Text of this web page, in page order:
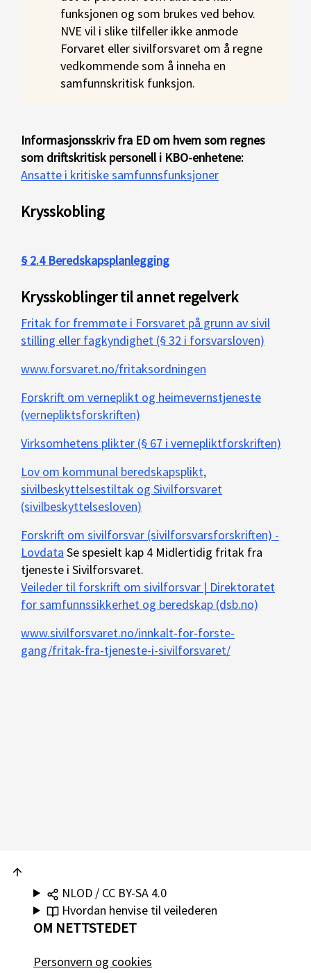
funksjonen og som brukes ved behov.
NVE vil i slike tilfeller ikke anmode
Forvaret eller sivilforsvaret om å regne
vedkommende som å inneha en
samfunnskritisk funksjon.
Informasjonsskriv fra ED om hvem som regnes
som driftskritisk personell i KBO-enhetene:
Ansatte i kritiske samfunnsfunksjoner
Krysskobling
§ 2.4 Beredskapsplanlegging
Krysskoblinger til annet regelverk
Fritak for fremmøte i Forsvaret på grunn av sivil
stilling eller fagkyndighet (§ 32 i forsvarsloven)
www.forsvaret.no/fritaksordningen
Forskrift om verneplikt og heimevernstjeneste
(vernepliktsforskriften)
Virksomhetens plikter (§ 67 i vernepliktforskriften)
Lov om kommunal beredskapsplikt,
sivilbeskyttelsestiltak og Sivilforsvaret
(sivilbeskyttelsesloven)
Forskrift om sivilforsvar (sivilforsvarsforskriften) -
Lovdata Se spesielt kap 4 Midlertidig fritak fra
tjeneste i Sivilforsvaret.
Veileder til forskrift om sivilforsvar | Direktoratet
for samfunnssikkerhet og beredskap (dsb.no)
www.sivilforsvaret.no/innkalt-for-forste-
gang/fritak-fra-tjeneste-i-sivilforsvaret/
NLOD / CC BY-SA 4.0
Hvordan henvise til veilederen
OM NETTSTEDET
Personvern og cookies